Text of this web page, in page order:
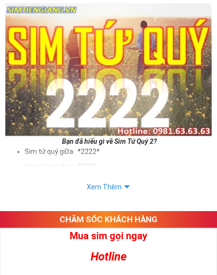
Bạn đã hiểu gì về Sim Tứ Quý 2?
Sim tứ quý giữa: *2222*
Sim tứ quý đuôi: *2222
như sự sắp xếp của các con số trong sim.
Ý nghĩa sim tứ quý 2
Xem Thêm
CHĂM SÓC KHÁCH HÀNG
Mua sim gọi ngay
Hotline